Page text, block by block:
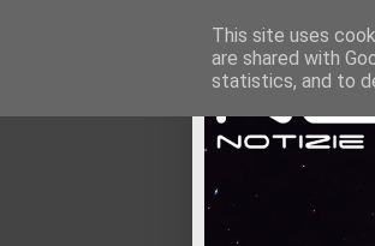
This site uses
are shared with
statistics, and to